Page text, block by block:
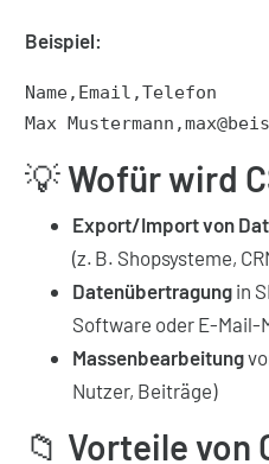
Beispiel:
Name,Email,Telefon
Max
💡Wofür wird
Export/Import von
(z. B. Shopsysteme,
Datenübertragung in
Software oder E-
Massenbearbeitung
Nutzer, Beiträge)
📁 Vorteile von